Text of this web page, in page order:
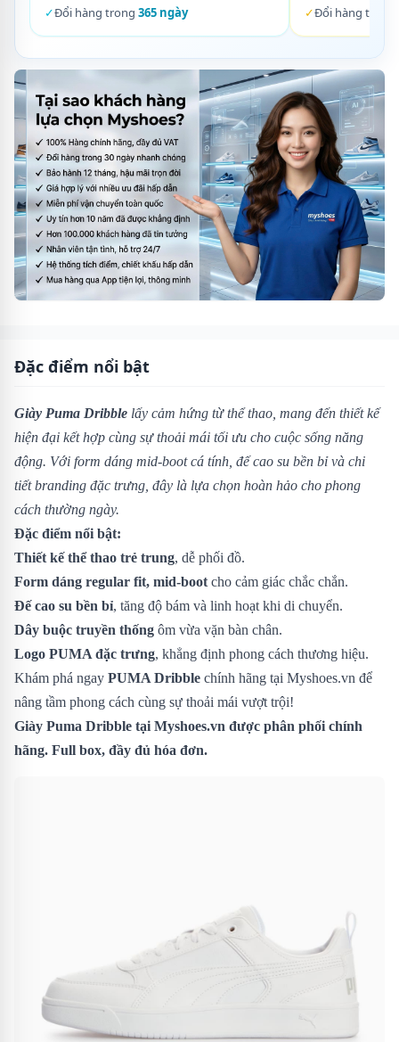
✓Đổi hàng trong 365 ngày
✓Đổi hàng trong
Đặc điểm nổi bật
Giày Puma Dribble lấy cảm hứng từ thể thao, mang đến thiết kế
hiện đại kết hợp cùng sự thoải mái tối ưu cho cuộc sống năng
động. Với form dáng mid-boot cá tính, đế cao su bền bỉ và chi
tiết branding đặc trưng, đây là lựa chọn hoàn hảo cho phong
cách thường ngày.
Đặc điểm nổi bật:
Thiết kế thể thao trẻ trung, dễ phối đồ.
Form dáng regular fit, mid-boot cho cảm giác chắc chắn.
Đế cao su bền bỉ, tăng độ bám và linh hoạt khi di chuyển.
Dây buộc truyền thống ôm vừa vặn bàn chân.
Logo PUMA đặc trưng, khẳng định phong cách thương hiệu.
Khám phá ngay PUMA Dribble chính hãng tại Myshoes.vn để
nâng tầm phong cách cùng sự thoải mái vượt trội!
Giày Puma Dribble tại Myshoes.vn được phân phối chính
hãng. Full box, đầy đủ hóa đơn.